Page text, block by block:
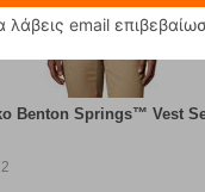
Benton Springs™ Vest
λάβεις email